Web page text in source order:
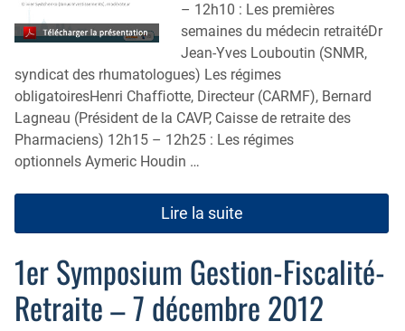
– 12h10 : Les premières
semaines du médecin retraitéDr
Jean-Yves Louboutin (SNMR,
syndicat des rhumatologues) Les régimes
obligatoiresHenri Chafﬁotte, Directeur (CARMF), Bernard
Lagneau (Président de la CAVP, Caisse de retraite des
Pharmaciens) 12h15 – 12h25 : Les régimes
optionnels Aymeric Houdin …
Lire la suite
1er Symposium Gestion-Fiscalité-
Retraite – 7 décembre 2012